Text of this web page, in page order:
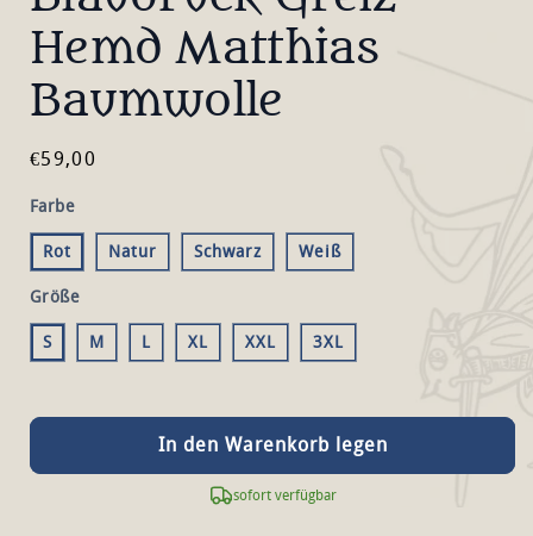
Hemd Matthias
Baumwolle
Normaler
€59,00
Farbe
Rot Natur Schwarz Weiß
Größe
S M L XL XXL 3XL
In den Warenkorb legen
sofort verfügbar